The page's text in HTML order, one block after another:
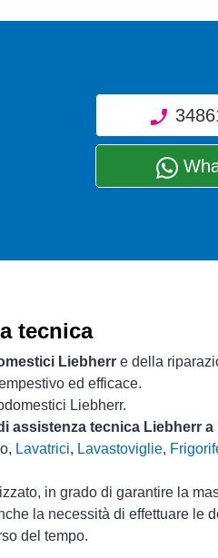
tecnica
Liebherr e della
ed efficace.
Liebherr.
assistenza tecnica Liebherr a
Lavatrici, Lavastoviglie,
in grado di garantire la
la necessità di effettuare le
del tempo.